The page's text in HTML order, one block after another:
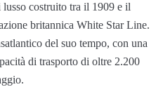
costruito tra il 1909 e il
britannica White Star Line.
del suo tempo, con una
di trasporto di oltre 2.200